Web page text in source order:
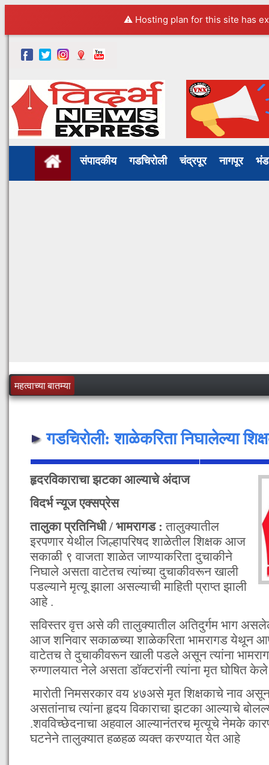
⚠️ Hosting plan for this site has
संपादकीय गडचिरोली चंद्रपूर नागपूर
महत्वाच्या बातम्या
गडचिरोली: शाळेकरिता निघालेल्या
हृदरविकाराचा झटका आल्याचे अंदाज
विदर्भ न्यूज एक्सप्रेस
तालुका प्रतिनिधी / भामरागड :तालुक्यातील
इरपणार येथील जिल्हापरिषद शाळेतील शिक्षक आज
सकाळी ९ वाजता शाळेत जाण्याकरिता दुचाकीने
निघाले असता वाटेतच त्यांच्या दुचाकीवरून खाली
पडल्याने मृत्यू झाला असल्याची माहिती प्राप्त झाली
आहे .
सविस्तर वृत्त असे की तालुक्यातील अतिदुर्गम भाग
आज शनिवार सकाळच्या शाळेकरिता भामरागड येथून
वाटेतच ते दुचाकीवरून खाली पडले असून त्यांना
रुग्णालयात नेले असता डॉक्टरांनी त्यांना मृत घोषित
मारोती निमसरकार वय ४७असे मृत शिक्षकाचे नाव
असतांनाच त्यांना हृदय विकाराचा झटका आल्याचे
.शवविच्छेदनाचा अहवाल आल्यानंतरच मृत्यूचे नेमके
घटनेने तालुक्यात हळहळ व्यक्त करण्यात येत आहे